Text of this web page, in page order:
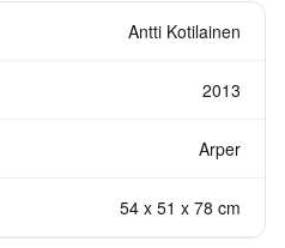
Antti Kotilainen
2013
Arper
54 x 51 x 78 cm